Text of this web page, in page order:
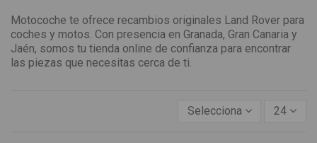
Motocoche te ofrece recambios originales Land Rover para
coches y motos. Con presencia en Granada, Gran Canaria y
Jaén, somos tu tienda online de confianza para encontrar
las piezas que necesitas cerca de ti.
Selecciona 24